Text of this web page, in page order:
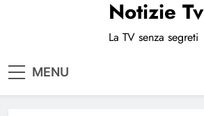
Notizie Tv
La TV senza segreti
MENU